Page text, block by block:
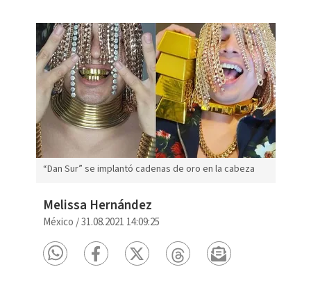
“Dan Sur” se implantó cadenas de oro en la cabeza
Melissa Hernández
México /31.08.2021 14:09:25